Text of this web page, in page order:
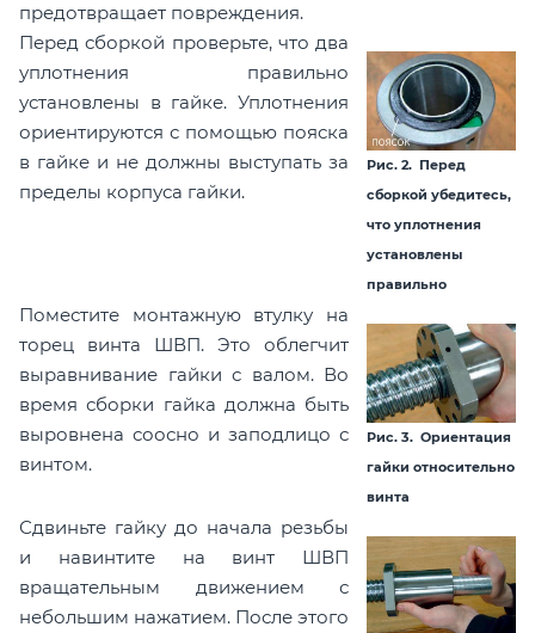
предотвращает повреждения.
Перед сборкой проверьте, что два
уплотнения правильно
установлены в гайке. Уплотнения
ориентируются с помощью пояска
в гайке и не должны выступать за
пределы корпуса гайки.
Рис. 2. Перед
сборкой убедитесь,
что уплотнения
установлены
правильно
Поместите монтажную втулку на
торец винта ШВП. Это облегчит
выравнивание гайки с валом. Во
время сборки гайка должна быть
выровнена соосно и заподлицо с
винтом.
Рис. 3. Ориентация
гайки относительно
винта
Сдвиньте гайку до начала резьбы
и навинтите на винт ШВП
вращательным движением с
небольшим нажатием. После этого